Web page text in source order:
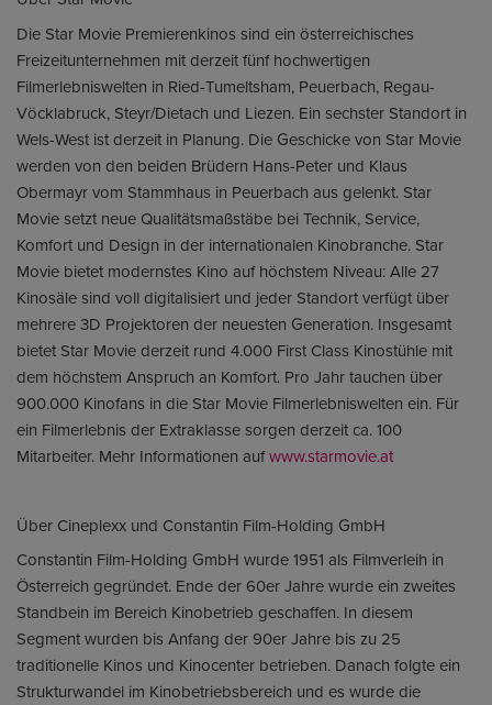
Die Star Movie Premierenkinos sind ein österreichisches
Freizeitunternehmen mit derzeit fünf hochwertigen
Filmerlebniswelten in Ried-Tumeltsham, Peuerbach, Regau-
Vöcklabruck, Steyr/Dietach und Liezen. Ein sechster Standort in
Wels-West ist derzeit in Planung. Die Geschicke von Star Movie
werden von den beiden Brüdern Hans-Peter und Klaus
Obermayr vom Stammhaus in Peuerbach aus gelenkt. Star
Movie setzt neue Qualitätsmaßstäbe bei Technik, Service,
Komfort und Design in der internationalen Kinobranche. Star
Movie bietet modernstes Kino auf höchstem Niveau: Alle 27
Kinosäle sind voll digitalisiert und jeder Standort verfügt über
mehrere 3D Projektoren der neuesten Generation. Insgesamt
bietet Star Movie derzeit rund 4.000 First Class Kinostühle mit
dem höchstem Anspruch an Komfort. Pro Jahr tauchen über
900.000 Kinofans in die Star Movie Filmerlebniswelten ein. Für
ein Filmerlebnis der Extraklasse sorgen derzeit ca. 100
Mitarbeiter. Mehr Informationen aufwww.starmovie.at
Über Cineplexx und Constantin Film-Holding GmbH
Constantin Film-Holding GmbH wurde 1951 als Filmverleih in
Österreich gegründet. Ende der 60er Jahre wurde ein zweites
Standbein im Bereich Kinobetrieb geschaffen. In diesem
Segment wurden bis Anfang der 90er Jahre bis zu 25
traditionelle Kinos und Kinocenter betrieben. Danach folgte ein
Strukturwandel im Kinobetriebsbereich und es wurde die